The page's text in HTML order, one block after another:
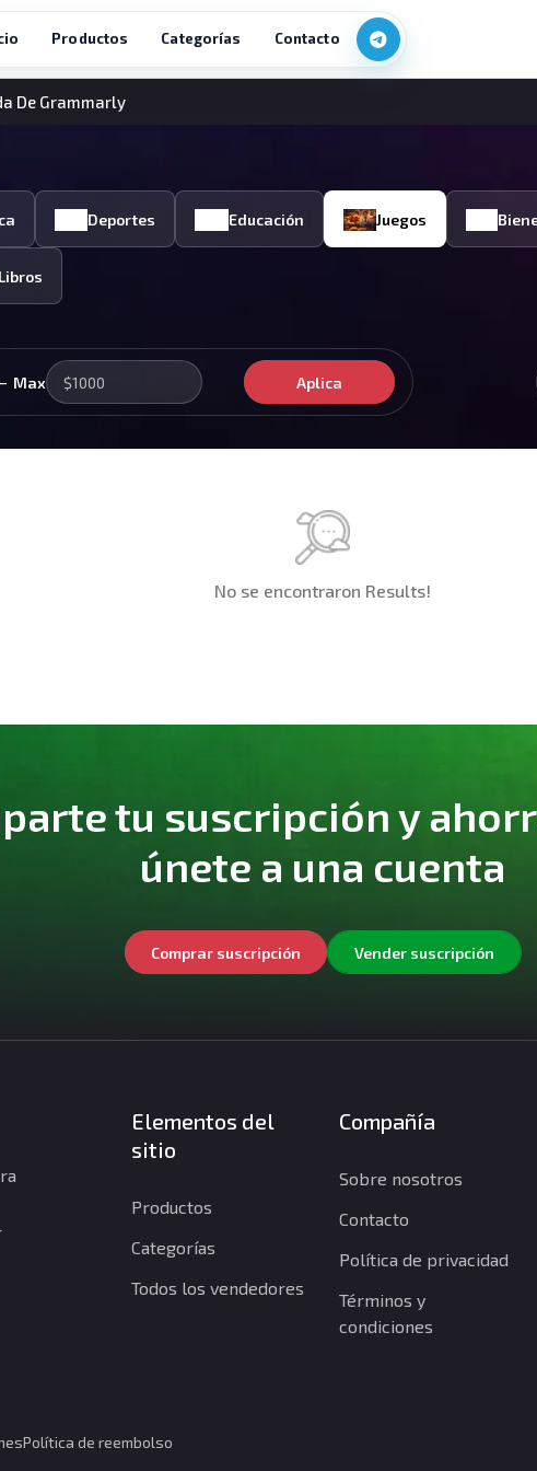
Productos Categorías Contacto
De Grammarly
Deportes Educación Juegos
Libros
Max Aplica
No se encontraron Results!
tu suscripción y
únete a una cuenta
Comprar suscripción Vender suscripción
Elementos del
sitio
Productos
Categorías
Todos los vendedores
Compañía
Sobre nosotros
Contacto
Política de privacidad
Términos y
condiciones
Política de reembolso